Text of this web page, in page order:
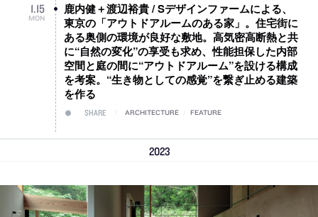
1.15
MON
鹿内健＋渡辺裕貴 / Sデザインファームによる、
東京の「アウトドアルームのある家」。住宅街に
ある奥側の環境が良好な敷地。高気密高断熱と共
に“自然の変化”の享受も求め、性能担保した内部
空間と庭の間に“アウトドアルーム”を設ける構成
を考案。“生き物としての感覚”を繋ぎ止める建築
を作る
SHARE ARCHITECTURE FEATURE
2023